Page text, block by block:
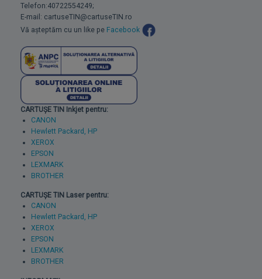
Telefon:40722554249;
E-mail: cartuseTIN@cartuseTIN.ro
Vă așteptăm cu un like pe Facebook
CARTUȘE TIN Inkjet pentru:
CANON
Hewlett Packard, HP
XEROX
EPSON
LEXMARK
BROTHER
CARTUȘE TIN Laser pentru:
CANON
Hewlett Packard, HP
XEROX
EPSON
LEXMARK
BROTHER